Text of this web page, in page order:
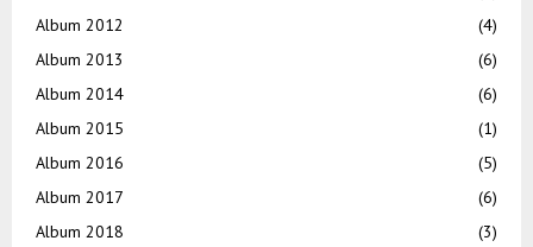
Album 2012
(4)
Album 2013
(6)
Album 2014
(6)
Album 2015
(1)
Album 2016
(5)
Album 2017
(6)
Album 2018
(3)